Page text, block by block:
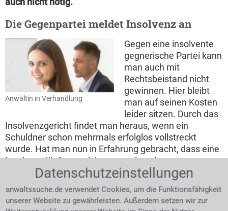
Die Gegenpartei meldet Insolvenz an
Anwältin in Verhandlung
Gegen eine insolvente
gegnerische Partei kann
man auch mit
Rechtsbeistand nicht
gewinnen. Hier bleibt
man auf seinen Kosten
leider sitzen. Durch das
Insolvenzgericht findet man heraus, wenn ein
Schuldner schon mehrmals erfolglos vollstreckt
wurde. Hat man nun in Erfahrung gebracht, dass eine
Insolvenz läuft, so reicht man seine eigenen
Forderungen beim zuständigen Insolvenzverwalter
Kosten
Ist der Streitwert sehr niedrig, so würden
die Anwalts- und Prozesskosten schnell teurer
werden, als der zu erstreitende Fall einbrächte.
Datenschutzeinstellungen
anwaltssuche.de verwendet Cookies, um die Funktionsfähigkeit
unserer Website zu gewährleisten. Außerdem setzen wir zur